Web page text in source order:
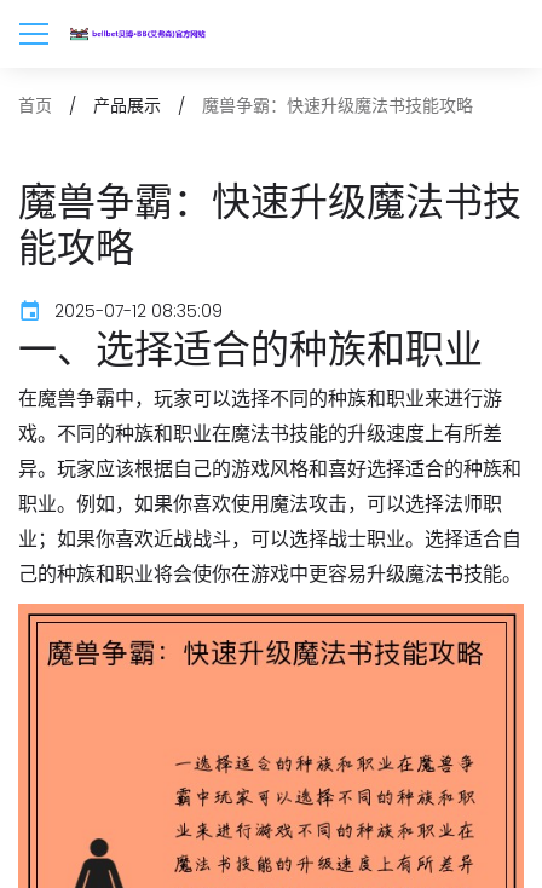
首页 产品展示 魔兽争霸：快速升级魔法书技能攻略
魔兽争霸：快速升级魔法书技
能攻略
2025-07-12 08:35:09
一、选择适合的种族和职业
在魔兽争霸中，玩家可以选择不同的种族和职业来进行游
戏。不同的种族和职业在魔法书技能的升级速度上有所差
异。玩家应该根据自己的游戏风格和喜好选择适合的种族和
职业。例如，如果你喜欢使用魔法攻击，可以选择法师职
业；如果你喜欢近战战斗，可以选择战士职业。选择适合自
己的种族和职业将会使你在游戏中更容易升级魔法书技能。